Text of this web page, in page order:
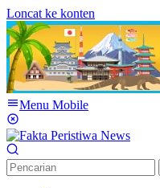
Loncat ke konten
Menu Mobile